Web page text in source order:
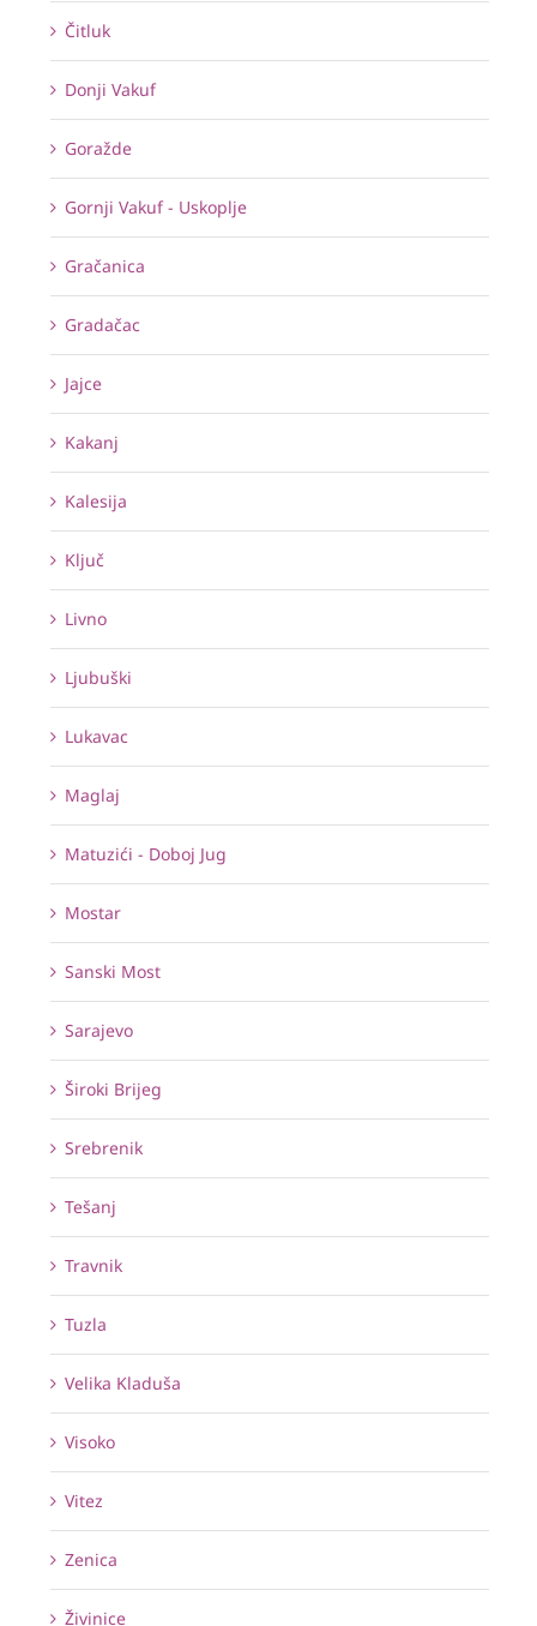
Čitluk
Donji Vakuf
Goražde
Gornji Vakuf - Uskoplje
Gračanica
Gradačac
Jajce
Kakanj
Kalesija
Ključ
Livno
Ljubuški
Lukavac
Maglaj
Matuzići - Doboj Jug
Mostar
Sanski Most
Sarajevo
Široki Brijeg
Srebrenik
Tešanj
Travnik
Tuzla
Velika Kladuša
Visoko
Vitez
Zenica
Živinice